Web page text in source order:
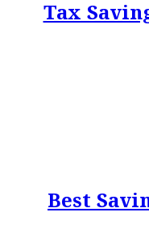
Tax
Best